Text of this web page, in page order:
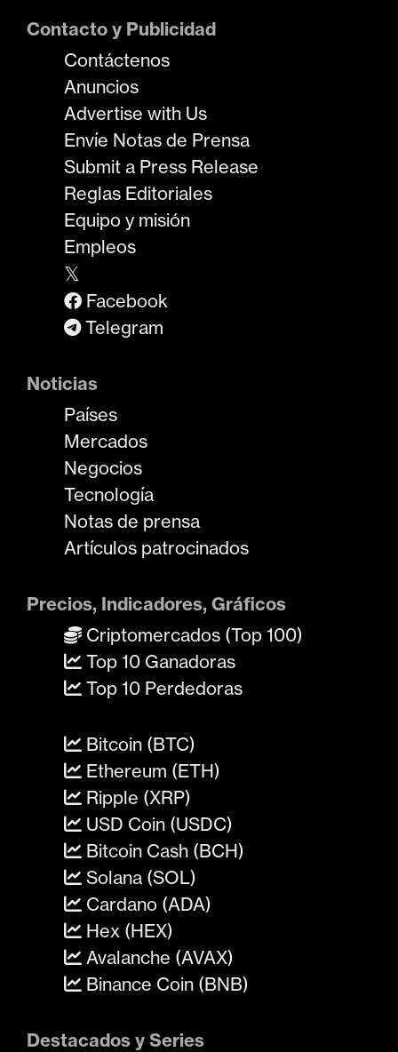
Contacto y Publicidad
Contáctenos
Anuncios
Advertise with Us
Envíe Notas de Prensa
Submit a Press Release
Reglas Editoriales
Equipo y misión
Empleos
𝕏
Facebook
Telegram
Noticias
Países
Mercados
Negocios
Tecnología
Notas de prensa
Artículos patrocinados
Precios, Indicadores, Gráficos
Criptomercados (Top 100)
Top 10 Ganadoras
Top 10 Perdedoras
Bitcoin (BTC)
Ethereum (ETH)
Ripple (XRP)
USD Coin (USDC)
Bitcoin Cash (BCH)
Solana (SOL)
Cardano (ADA)
Hex (HEX)
Avalanche (AVAX)
Binance Coin (BNB)
Destacados y Series